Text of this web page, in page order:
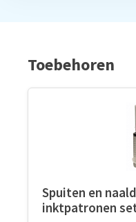
Toebehoren
Spuiten en
inktpatronen